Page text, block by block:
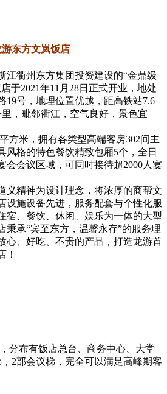
游东方文岚饭店
江衢州东方集团投资建设的“金鼎级
于2021年11月28日正式开业，地处
19号，地理位置优越，距高铁站7.6
，毗邻衢江，空气良好，景色宜
方米，拥有各类型高端客房302间主
风格的特色餐饮精致包厢5个，全日
会会议区域，可同时接待超2000人宴
义精神为设计理念，将浓厚的商帮文
设施设备先进，服务配套与个性化服
宿、餐饮、休闲、娱乐为一体的大型
秉承“宾至东方，温馨永存”的服务理
心、好吃、不贵的产品，打造龙游首
！
分布有饭店总台、商务中心、大堂
2部会议梯，完全可以满足高峰期客